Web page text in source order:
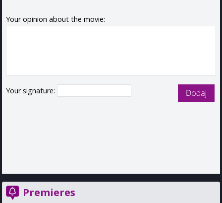
Your opinion about the movie:
Your signature:
Premieres